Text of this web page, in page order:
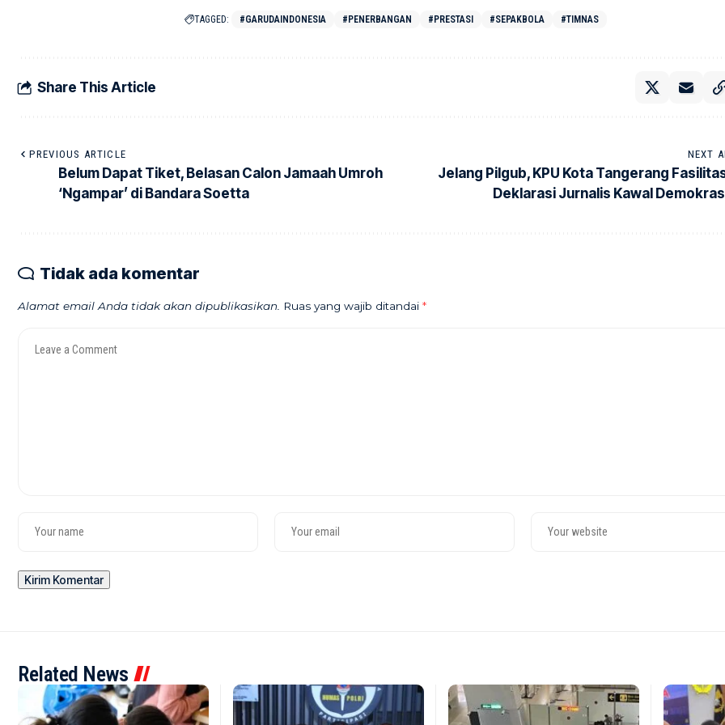
TAGGED: #GARUDAINDONESIA #PENERBANGAN #PRESTASI #SEPAKBOLA #TIMNAS
Share This Article
PREVIOUS ARTICLE
Belum Dapat Tiket, Belasan Calon Jamaah Umroh
‘Ngampar’ di Bandara Soetta
NEXT
Jelang Pilgub, KPU Kota Tangerang
Deklarasi Jurnalis Kawal
Tidak ada komentar
Alamat email Anda tidak akan dipublikasikan. Ruas yang wajib ditandai *
Related News